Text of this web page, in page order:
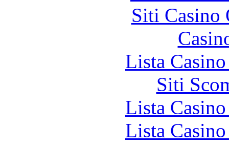
Siti Casino
Lista
Siti
Lista
Lista